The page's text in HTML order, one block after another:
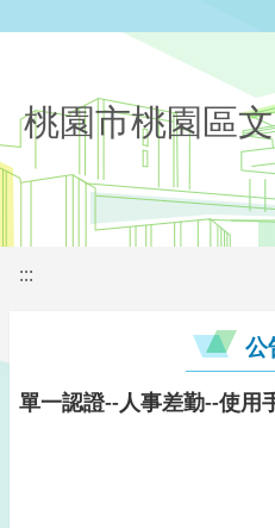
桃園市桃園區
:::
公
單一認證--人事差勤--使用